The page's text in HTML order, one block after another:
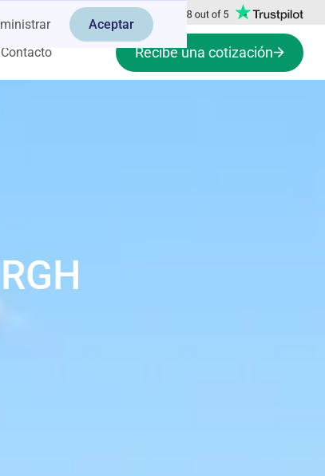
Aceptar
Contacto Recibe una cotización